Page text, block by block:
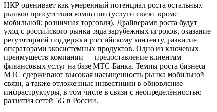
НКР оценивает как умеренный потенциал роста остальных
рынков присутствия компании (услуги связи, кроме
мобильной; розничная торговля). Драйверами роста будут
уход с российского рынка ряда зарубежных игроков, оказание
регуляторной поддержки российскому контенту, развитие
операторами экосистемных продуктов. Одно из ключевых
преимуществ компании — предоставление клиентам
финансовых услуг на базе МТС-Банка. Темпы роста бизнеса
МТС сдерживают высокая насыщенность рынка мобильной
связи, а также отложенные инвестиции в обновление
инфраструктуры, в том числе в связи с неопределённостью
развития сетей 5G в России.